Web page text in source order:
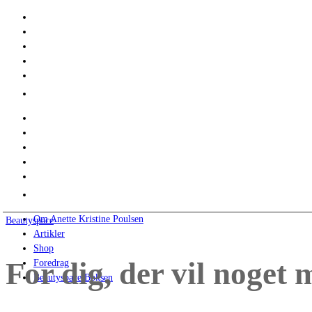
Om Anette Kristine Poulsen
Artikler
Shop
Foredrag
Beautyspace Boksen
Beautyspace
For dig, der vil noget